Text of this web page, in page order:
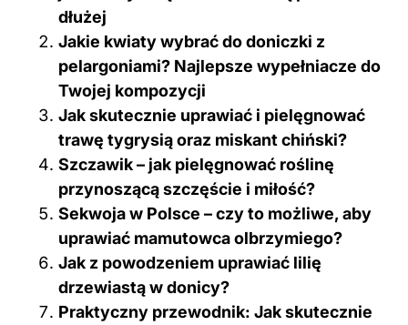
dłużej
Jakie kwiaty wybrać do doniczki z
pelargoniami? Najlepsze wypełniacze do
Twojej kompozycji
Jak skutecznie uprawiać i pielęgnować
trawę tygrysią oraz miskant chiński?
Szczawik – jak pielęgnować roślinę
przynoszącą szczęście i miłość?
Sekwoja w Polsce – czy to możliwe, aby
uprawiać mamutowca olbrzymiego?
Jak z powodzeniem uprawiać lilię
drzewiastą w donicy?
Praktyczny przewodnik: Jak skutecznie